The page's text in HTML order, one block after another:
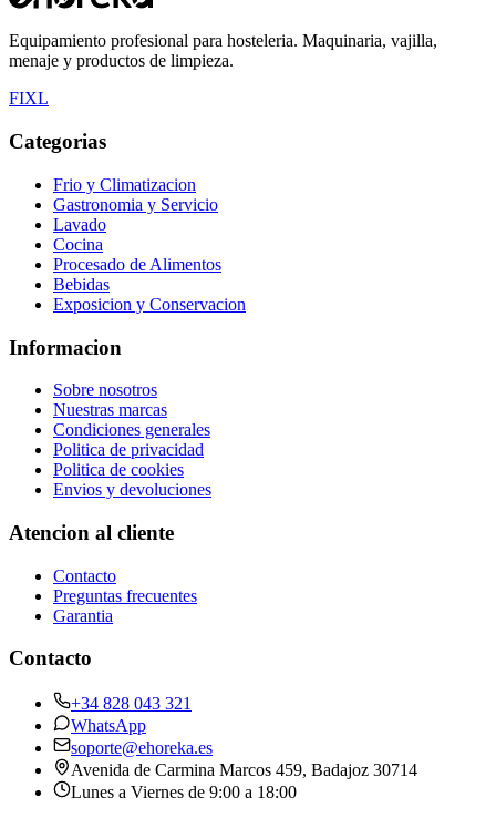
Equipamiento profesional para hosteleria. Maquinaria, vajilla,
menaje y productos de limpieza.
FIXL
Categorias
Frio y Climatizacion
Gastronomia y Servicio
Lavado
Cocina
Procesado de Alimentos
Bebidas
Exposicion y Conservacion
Informacion
Sobre nosotros
Nuestras marcas
Condiciones generales
Politica de privacidad
Politica de cookies
Envios y devoluciones
Atencion al cliente
Contacto
Preguntas frecuentes
Garantia
Contacto
+34 828 043 321
WhatsApp
soporte@ehoreka.es
Avenida de Carmina Marcos 459, Badajoz 30714
Lunes a Viernes de 9:00 a 18:00